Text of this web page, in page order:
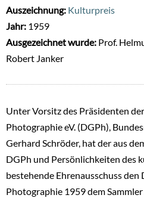
Auszeichnung: Kulturpreis
Jahr: 1959
Ausgezeichnet wurde: Prof.
Robert Janker
Unter Vorsitz des Präsidenten
Photographie eV. (DGPh),
Gerhard Schröder, hat der aus
DGPh und Persönlichkeiten des
bestehende Ehrenausschuss
Photographie 1959 dem